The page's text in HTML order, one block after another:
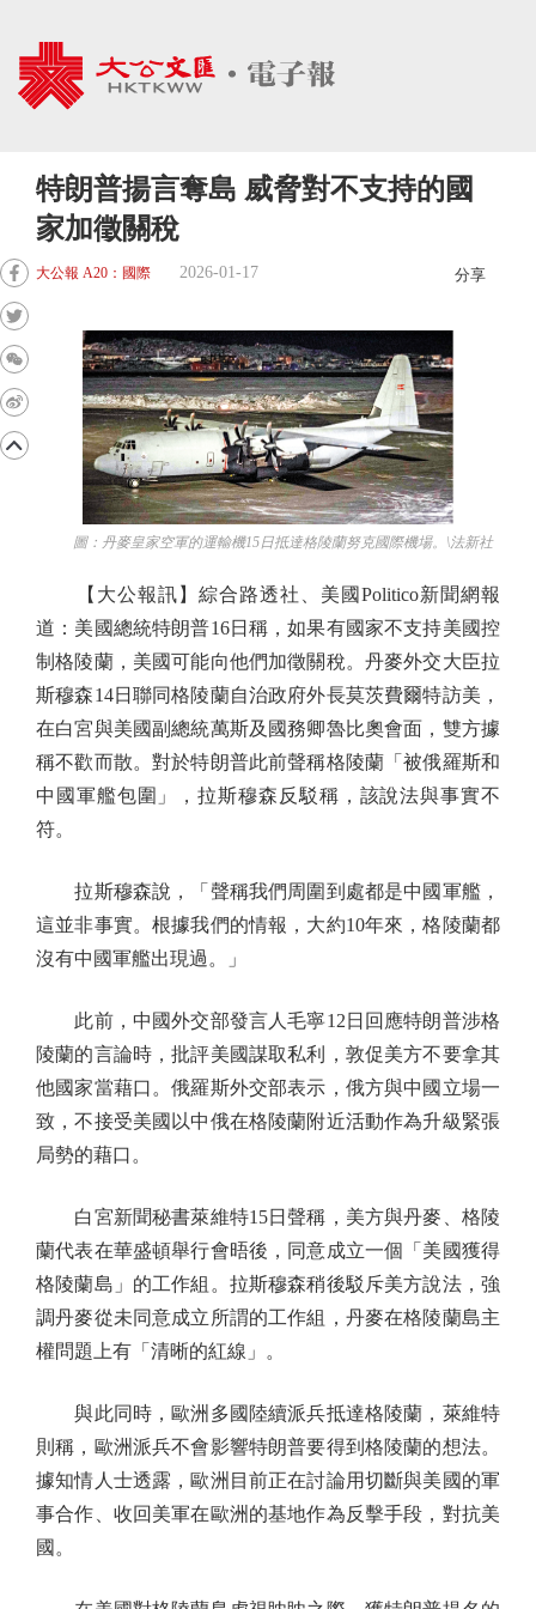
特朗普揚言奪島 威脅對不支持的國
家加徵關稅
大公報 A20：國際 2026-01-17 分享
圖：丹麥皇家空軍的運輸機15日抵達格陵蘭努克國際機場。\法新社
【大公報訊】綜合路透社、美國Politico新聞網報
道：美國總統特朗普16日稱，如果有國家不支持美國控
制格陵蘭，美國可能向他們加徵關稅。丹麥外交大臣拉
斯穆森14日聯同格陵蘭自治政府外長莫茨費爾特訪美，
在白宮與美國副總統萬斯及國務卿魯比奧會面，雙方據
稱不歡而散。對於特朗普此前聲稱格陵蘭「被俄羅斯和
中國軍艦包圍」，拉斯穆森反駁稱，該說法與事實不
符。
拉斯穆森說，「聲稱我們周圍到處都是中國軍艦，
這並非事實。根據我們的情報，大約10年來，格陵蘭都
沒有中國軍艦出現過。」
此前，中國外交部發言人毛寧12日回應特朗普涉格
陵蘭的言論時，批評美國謀取私利，敦促美方不要拿其
他國家當藉口。俄羅斯外交部表示，俄方與中國立場一
致，不接受美國以中俄在格陵蘭附近活動作為升級緊張
局勢的藉口。
白宮新聞秘書萊維特15日聲稱，美方與丹麥、格陵
蘭代表在華盛頓舉行會晤後，同意成立一個「美國獲得
格陵蘭島」的工作組。拉斯穆森稍後駁斥美方說法，強
調丹麥從未同意成立所謂的工作組，丹麥在格陵蘭島主
權問題上有「清晰的紅線」。
與此同時，歐洲多國陸續派兵抵達格陵蘭，萊維特
則稱，歐洲派兵不會影響特朗普要得到格陵蘭的想法。
據知情人士透露，歐洲目前正在討論用切斷與美國的軍
事合作、收回美軍在歐洲的基地作為反擊手段，對抗美
國。